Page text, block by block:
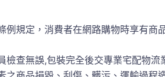
例規定，消費者在網路購物時享有
檢查無誤,包裝完全後交專業宅配物流